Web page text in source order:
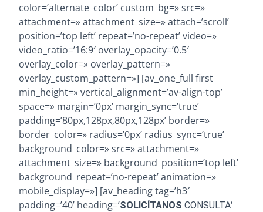
color=’alternate_color’ custom_bg=» src=»
attachment=» attachment_size=» attach=’scroll’
position=’top left’ repeat=’no-repeat’ video=»
video_ratio=’16:9′ overlay_opacity=’0.5′
overlay_color=» overlay_pattern=»
overlay_custom_pattern=»] [av_one_full first
min_height=» vertical_alignment=’av-align-top’
space=» margin=’0px’ margin_sync=’true’
padding=’80px,128px,80px,128px’ border=»
border_color=» radius=’0px’ radius_sync=’true’
background_color=» src=» attachment=»
attachment_size=» background_position=’top left’
background_repeat=’no-repeat’ animation=»
mobile_display=»] [av_heading tag=’h3′
padding=’40’ heading=’SOLICÍTANOSCONSULTA‘